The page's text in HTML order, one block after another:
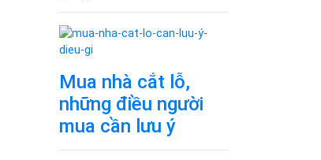
Mua nhà cắt lỗ,
những điều người
mua cần lưu ý